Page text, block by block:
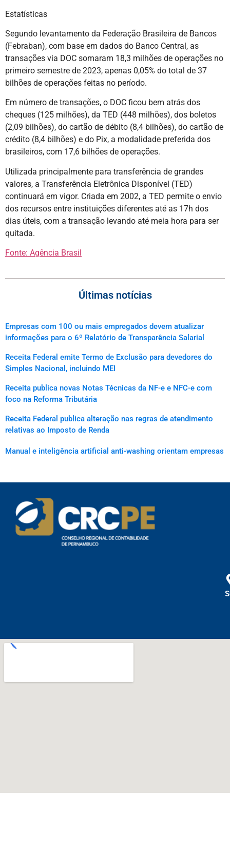
Estatísticas
Segundo levantamento da Federação Brasileira de Bancos
(Febraban), com base em dados do Banco Central, as
transações via DOC somaram 18,3 milhões de operações no
primeiro semestre de 2023, apenas 0,05% do total de 37
bilhões de operações feitas no período.
Em número de transações, o DOC ficou bem atrás dos
cheques (125 milhões), da TED (448 milhões), dos boletos
(2,09 bilhões), do cartão de débito (8,4 bilhões), do cartão de
crédito (8,4 bilhões) e do Pix, a modalidade preferida dos
brasileiros, com 17,6 bilhões de operações.
Utilizada principalmente para transferência de grandes
valores, a Transferência Eletrônica Disponível (TED)
continuará em vigor. Criada em 2002, a TED permite o envio
dos recursos entre instituições diferentes até as 17h dos
dias úteis, com a transação levando até meia hora para ser
quitada.
Fonte: Agência Brasil
Últimas notícias
Empresas com 100 ou mais empregados devem atualizar
informações para o 6º Relatório de Transparência Salarial
Receita Federal emite Termo de Exclusão para devedores do
Simples Nacional, incluindo MEI
Receita publica novas Notas Técnicas da NF-e e NFC-e com
foco na Reforma Tributária
Receita Federal publica alteração nas regras de atendimento
relativas ao Imposto de Renda
Manual e inteligência artificial anti-washing orientam empresas